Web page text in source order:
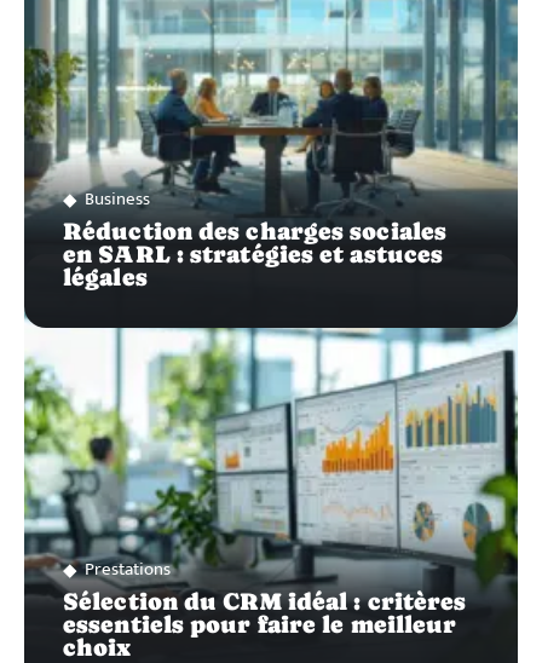
Business
Réduction des charges sociales
en SARL : stratégies et astuces
légales
Prestations
Sélection du CRM idéal : critères
essentiels pour faire le meilleur
choix